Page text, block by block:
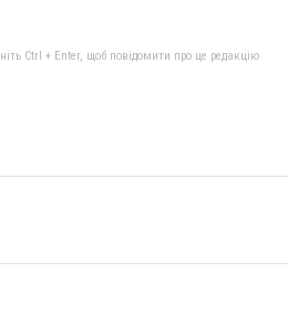
Ctrl + Enter, щоб повідомити про це редакцію